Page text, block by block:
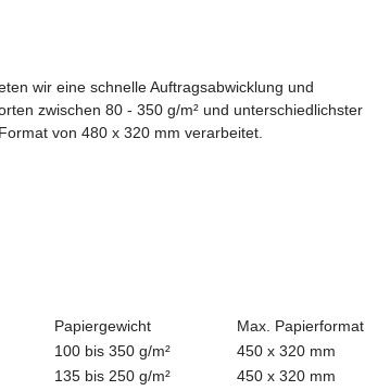
wir eine schnelle Auftragsabwicklung und
zwischen 80 - 350 g/m² und unterschiedlichster
von 480 x 320 mm verarbeitet.
Papiergewicht
Max. Papierformat
100 bis 350 g/m²
450 x 320 mm
135 bis 250 g/m²
450 x 320 mm